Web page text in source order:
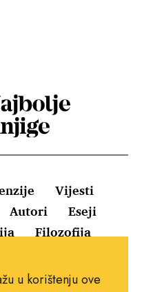
Vijesti
Autori
Eseji
Filozofija
o kolačićima
u korištenju ove